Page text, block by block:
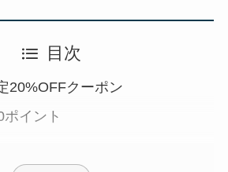
目次
20%OFFクーポン
イント